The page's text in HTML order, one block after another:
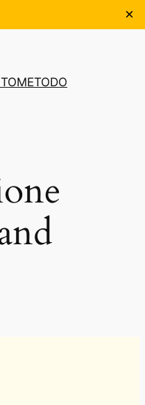
×
METODO